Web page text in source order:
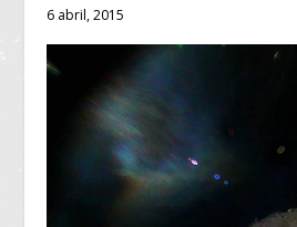
6 abril, 2015